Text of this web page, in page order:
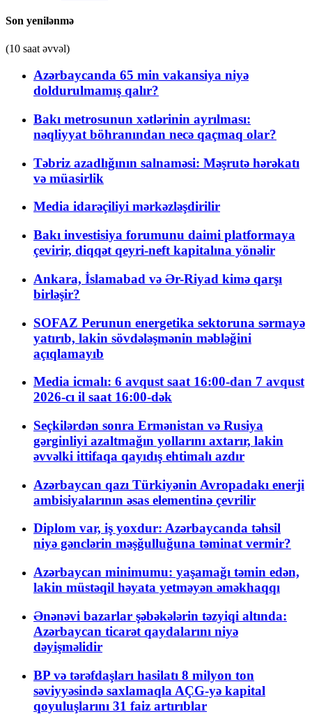
Son yenilənmə
(10 saat əvvəl)
Azərbaycanda 65 min vakansiya niyə
doldurulmamış qalır?
Bakı metrosunun xətlərinin ayrılması:
nəqliyyat böhranından necə qaçmaq olar?
Təbriz azadlığının salnaməsi: Məşrutə hərəkatı
və müasirlik
Media idarəçiliyi mərkəzləşdirilir
Bakı investisiya forumunu daimi platformaya
çevirir, diqqət qeyri-neft kapitalına yönəlir
Ankara, İslamabad və Ər-Riyad kimə qarşı
birləşir?
SOFAZ Perunun energetika sektoruna sərmayə
yatırıb, lakin sövdələşmənin məbləğini
açıqlamayıb
Media icmalı: 6 avqust saat 16:00-dan 7 avqust
2026-cı il saat 16:00-dək
Seçkilərdən sonra Ermənistan və Rusiya
gərginliyi azaltmağın yollarını axtarır, lakin
əvvəlki ittifaqa qayıdış ehtimalı azdır
Azərbaycan qazı Türkiyənin Avropadakı enerji
ambisiyalarının əsas elementinə çevrilir
Diplom var, iş yoxdur: Azərbaycanda təhsil
niyə gənclərin məşğulluğuna təminat vermir?
Azərbaycan minimumu: yaşamağı təmin edən,
lakin müstəqil həyata yetməyən əməkhaqqı
Ənənəvi bazarlar şəbəkələrin təzyiqi altında:
Azərbaycan ticarət qaydalarını niyə
dəyişməlidir
BP və tərəfdaşları hasilatı 8 milyon ton
səviyyəsində saxlamaqla AÇG-yə kapital
qoyuluşlarını 31 faiz artırıblar